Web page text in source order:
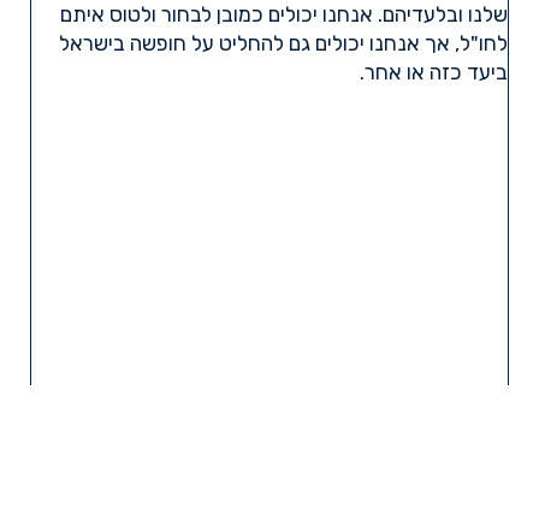
שלנו ובלעדיהם. אנחנו יכולים כמובן לבחור ולטוס איתם
לחו"ל, אך אנחנו יכולים גם להחליט על חופשה בישראל
ביעד כזה או אחר.